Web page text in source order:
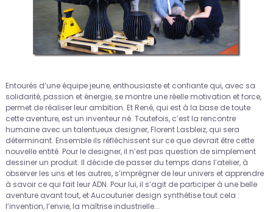
Entourés d’une équipe jeune, enthousiaste et confiante qui, avec sa
solidarité, passion et énergie, se montre une réelle motivation et force,
permet de réaliser leur ambition. Et René, qui est à la base de toute
cette aventure, est un inventeur né. Toutefois, c’est la rencontre
humaine avec un talentueux designer, Florent Lasbleiz, qui sera
déterminant. Ensemble ils réfléchissent sur ce que devrait être cette
nouvelle entité. Pour le designer, il n’est pas question de simplement
dessiner un produit. Il décide de passer du temps dans l’atelier, à
observer les uns et les autres, s’imprégner de leur univers et apprendre
à savoir ce qui fait leur ADN. Pour lui, il s’agit de participer à une belle
aventure avant tout, et Aucouturier design synthétise tout cela :
l’invention, l’envie, la maîtrise industrielle...